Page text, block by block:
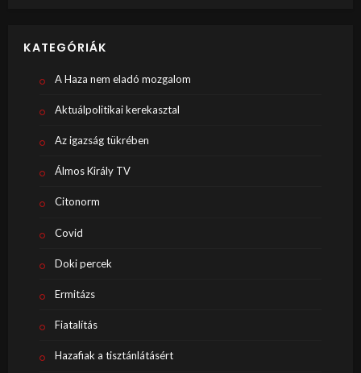
KATEGÓRIÁK
A Haza nem eladó mozgalom
Aktuálpolitikai kerekasztal
Az igazság tükrében
Álmos Király TV
Citonorm
Covid
Doki percek
Ermitázs
Fiatalítás
Hazafiak a tisztánlátásért